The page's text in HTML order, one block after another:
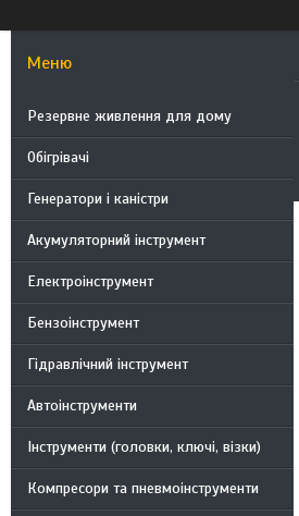
Резервне живлення для дому
Обігрівачі
Генератори і каністри
Акумуляторний інструмент
Електроінструмент
Бензоінструмент
Гідравлічний інструмент
Автоінструменти
Інструменти (головки, ключі, візки)
Компресори та пневмоінструменти